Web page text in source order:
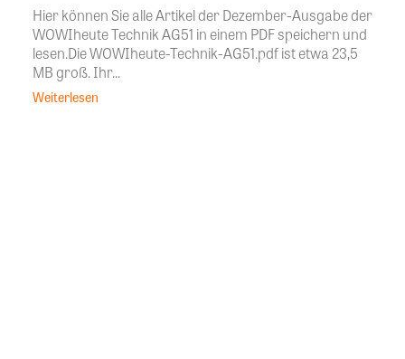
Hier können Sie alle Artikel der Dezember-Ausgabe der
WOWIheute Technik AG51 in einem PDF speichern und
lesen.Die WOWIheute-Technik-AG51.pdf ist etwa 23,5
MB groß. Ihr...
Weiterlesen